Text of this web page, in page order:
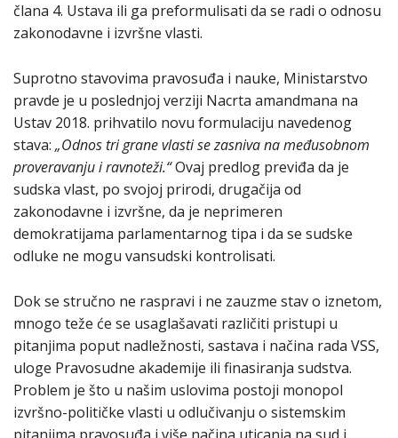
člana 4. Ustava ili ga preformulisati da se radi o odnosu
zakonodavne i izvršne vlasti.
Suprotno stavovima pravosuđa i nauke, Ministarstvo
pravde je u poslednjoj verziji Nacrta amandmana na
Ustav 2018. prihvatilo novu formulaciju navedenog
stava: „Odnos tri grane vlasti se zasniva na međusobnom
proveravanju i ravnoteži.“Ovaj predlog previđa da je
sudska vlast, po svojoj prirodi, drugačija od
zakonodavne i izvršne, da je neprimeren
demokratijama parlamentarnog tipa i da se sudske
odluke ne mogu vansudski kontrolisati.
Dok se stručno ne raspravi i ne zauzme stav o iznetom,
mnogo teže će se usaglašavati različiti pristupi u
pitanjima poput nadležnosti, sastava i načina rada VSS,
uloge Pravosudne akademije ili finasiranja sudstva.
Problem je što u našim uslovima postoji monopol
izvršno-političke vlasti u odlučivanju o sistemskim